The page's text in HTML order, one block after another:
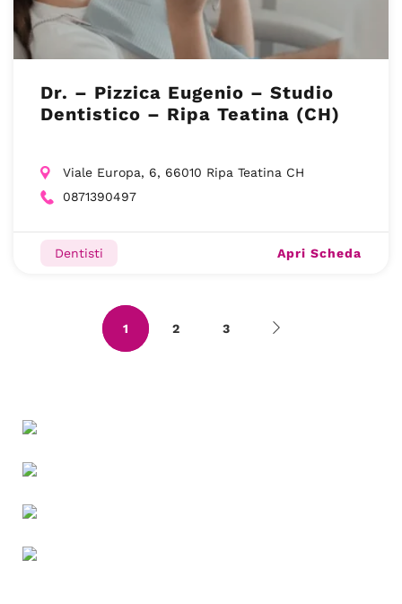
Dr. – Pizzica Eugenio – Studio
Dentistico – Ripa Teatina (CH)
Viale Europa, 6, 66010 Ripa Teatina CH
0871390497
Dentisti Apri Scheda
1 2 3